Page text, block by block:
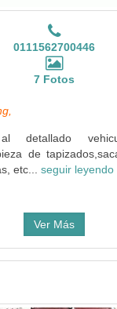
0111562700446
7 Fotos
detallado
de
etc... seguir leyendo
Ver Más